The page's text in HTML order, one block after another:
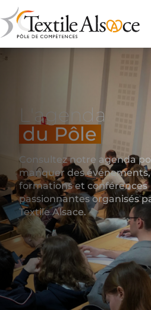
L'agenda
du Pôle
Consultez notre agenda
manquer des événements,
formations et conférences
passionnantes organisés
Textile Alsace.
Panneau de gestion des cookies